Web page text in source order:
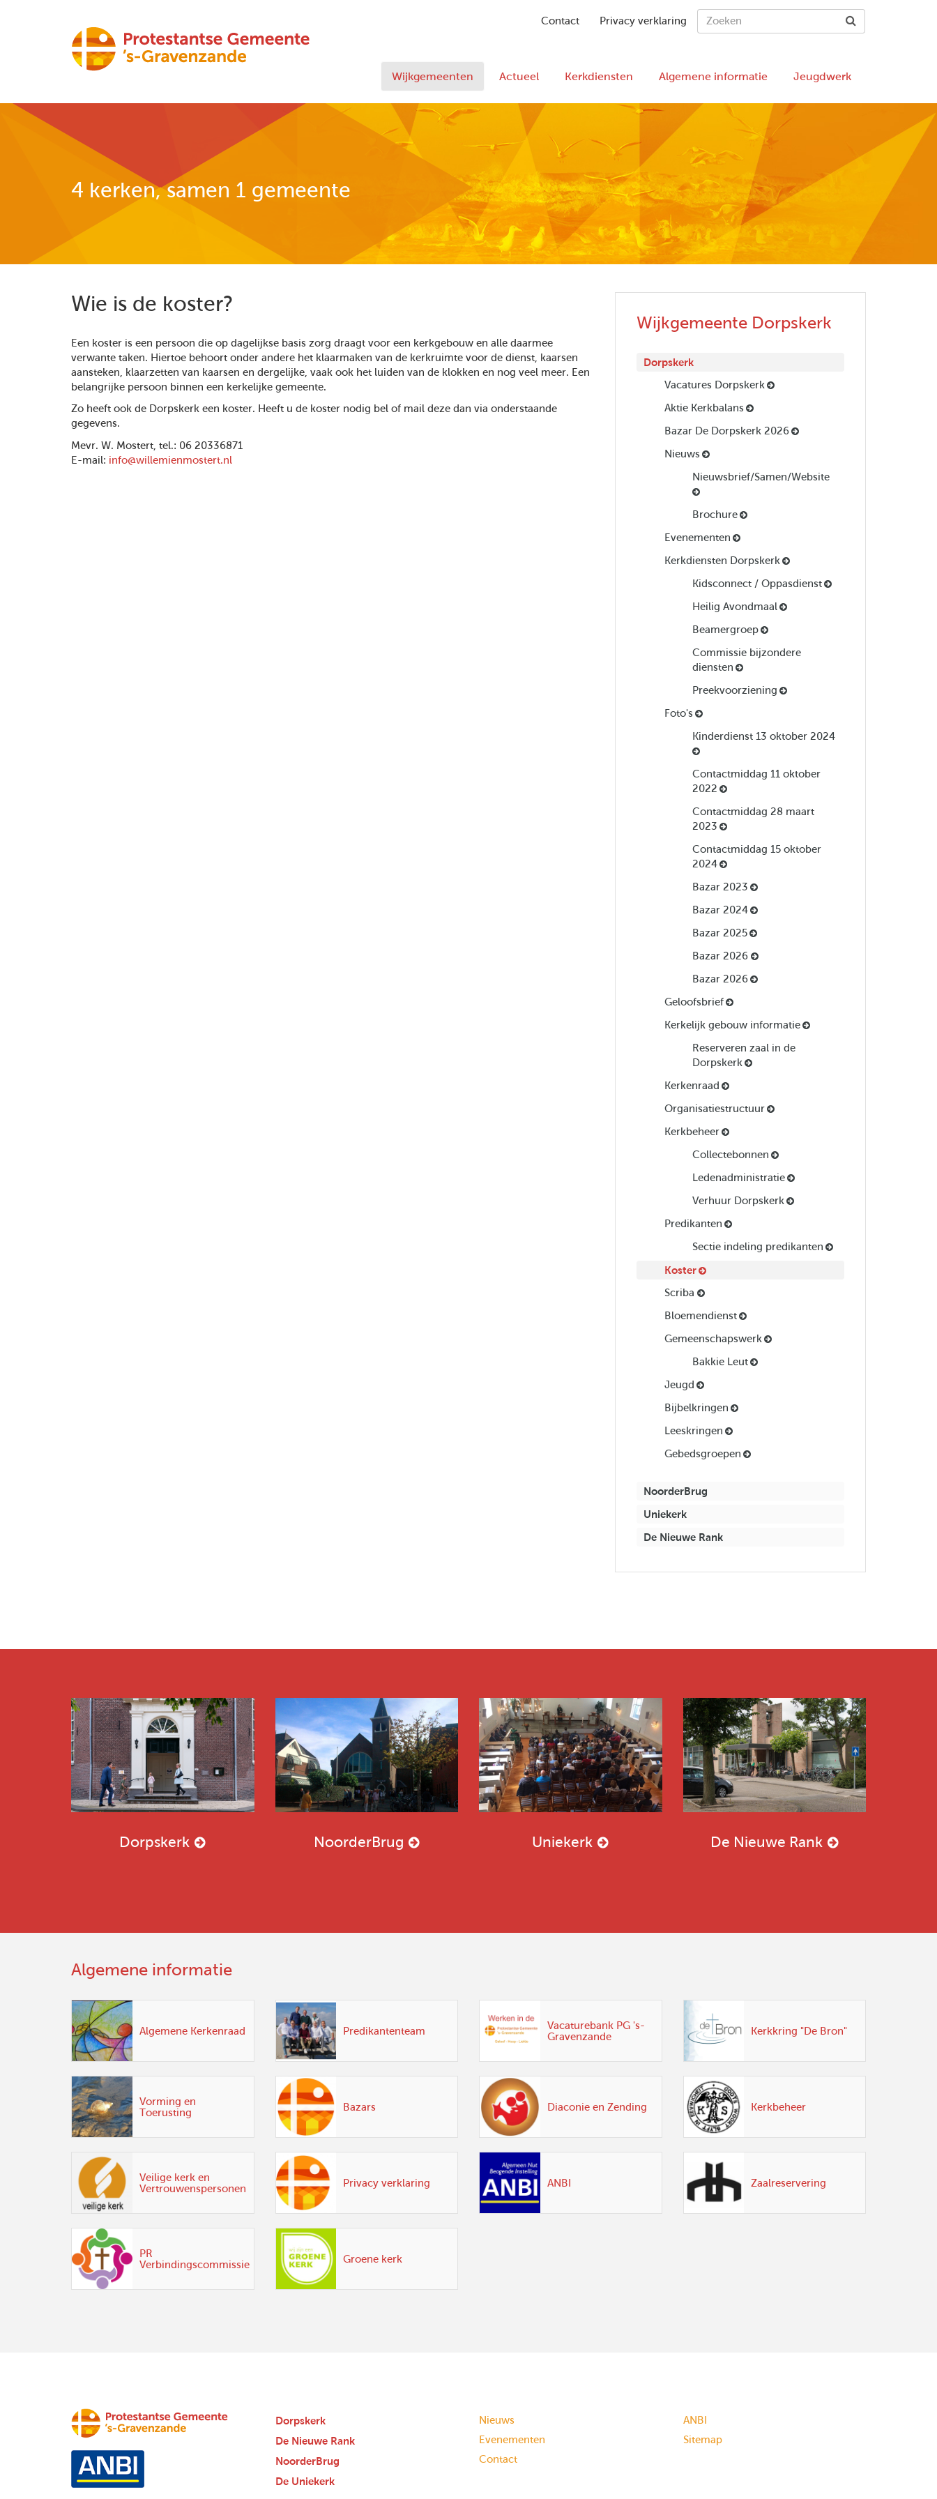
Contact Privacy verklaring
Wijkgemeenten Actueel Kerkdiensten Algemene informatie Jeugdwerk
4 kerken, samen 1 gemeente
Wie is de koster?
Een koster is een persoon die op dagelijkse basis zorg draagt voor een kerkgebouw en alle daarmee
verwante taken. Hiertoe behoort onder andere het klaarmaken van de kerkruimte voor de dienst, kaarsen
aansteken, klaarzetten van kaarsen en dergelijke, vaak ook het luiden van de klokken en nog veel meer. Een
belangrijke persoon binnen een kerkelijke gemeente.
Zo heeft ook de Dorpskerk een koster. Heeft u de koster nodig bel of mail deze dan via onderstaande
gegevens.
Mevr. W. Mostert, tel.: 06 20336871
E-mail: info@willemienmostert.nl
Wijkgemeente Dorpskerk
Dorpskerk
Vacatures Dorpskerk
Aktie Kerkbalans
Bazar De Dorpskerk 2026
Nieuws
Nieuwsbrief/Samen/Website
Brochure
Evenementen
Kerkdiensten Dorpskerk
Kidsconnect / Oppasdienst
Heilig Avondmaal
Beamergroep
Commissie bijzondere
diensten
Preekvoorziening
Foto's
Kinderdienst 13 oktober 2024
Contactmiddag 11 oktober
2022
Contactmiddag 28 maart
2023
Contactmiddag 15 oktober
2024
Bazar 2023
Bazar 2024
Bazar 2025
Bazar 2026
Bazar 2026
Geloofsbrief
Kerkelijk gebouw informatie
Reserveren zaal in de
Dorpskerk
Kerkenraad
Organisatiestructuur
Kerkbeheer
Collectebonnen
Ledenadministratie
Verhuur Dorpskerk
Predikanten
Sectie indeling predikanten
Koster
Scriba
Bloemendienst
Gemeenschapswerk
Bakkie Leut
Jeugd
Bijbelkringen
Leeskringen
Gebedsgroepen
NoorderBrug
Uniekerk
De Nieuwe Rank
Dorpskerk NoorderBrug Uniekerk De Nieuwe Rank
Algemene informatie
Algemene Kerkenraad Predikantenteam
Vacaturebank PG 's-
Gravenzande
Kerkkring "De Bron"
Vorming en
Toerusting
Bazars Diaconie en Zending Kerkbeheer
Veilige kerk en
Vertrouwenspersonen
Privacy verklaring ANBI Zaalreservering
PR
Verbindingscommissie
Groene kerk
Dorpskerk
De Nieuwe Rank
NoorderBrug
De Uniekerk
Nieuws
Evenementen
Contact
ANBI
Sitemap